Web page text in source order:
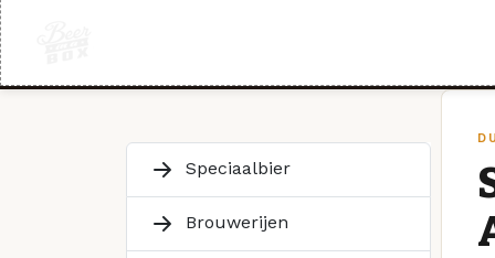
Speciaalbier
Brouwerijen